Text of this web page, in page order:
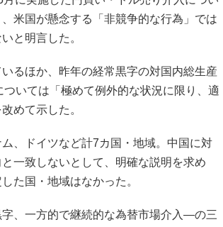
米国が懸念する「非競争的な行為」では
と明言した。
るほか、昨年の経常黒字の対国内総生産
いては「極めて例外的な状況に限り、適
めて示した。
、ドイツなど計7カ国・地域。中国に対
一致しないとして、明確な説明を求め
た国・地域はなかった。
、一方的で継続的な為替市場介入―の三